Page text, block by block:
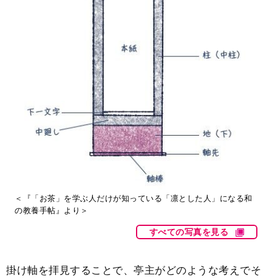
＜『「お茶」を学ぶ人だけが知っている「凛とした人」になる和
の教養手帖』より＞
すべての写真を見る
掛け軸を拝見することで、亭主がどのような考えでそ